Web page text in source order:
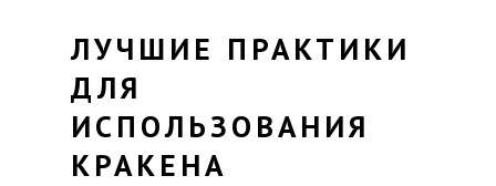
ЛУЧШИЕ ПРАКТИКИ
ДЛЯ
ИСПОЛЬЗОВАНИЯ
КРАКЕНА